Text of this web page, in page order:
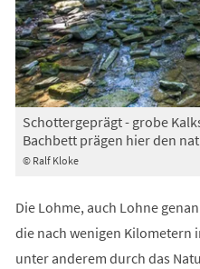
© Ralf Kloke
Schottergeprägt - grobe
Bachbett prägen hier den
Die Lohme, auch Lohne
die nach wenigen Kilometern
unter anderem durch das